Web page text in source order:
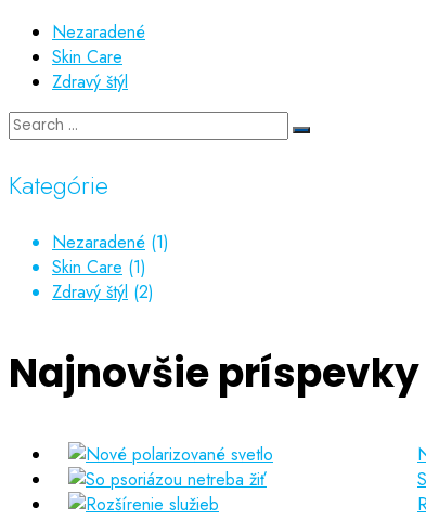
Nezaradené
Skin Care
Zdravý štýl
Kategórie
Nezaradené (1)
Skin Care (1)
Zdravý štýl (2)
Najnovšie príspevky